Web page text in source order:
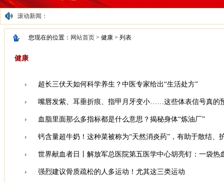
滚动新闻：
您现在的位置： 网站首页 > 健康 > 列表
健康
超长三伏天如何科学养生？中医专家给出“生活处方”
嘴唇发紫、耳垂折痕、指甲月牙变小……这些体表信号真的
血脂里面那么多指标都是什么意思？揭秘身体“炼油厂”
钙含量超牛奶！这种菜被称为“天然消炎药”，有助于散结、
世界献血者日丨解放军总医院第五医学中心胡亮钉：一袋热
强烈建议骨质疏松的人多运动！尤其这三类运动